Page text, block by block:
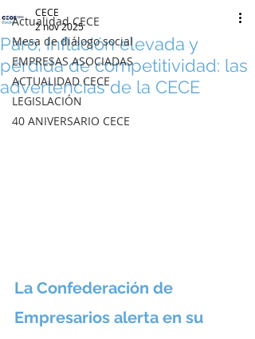
Actualidad CECE
Mesa de diálogo social
EMPRESAS ASOCIADAS
ACTUALIDAD CECE
LEGISLACIÓN
40 ANIVERSARIO CECE
Paro, inflación elevada y
pérdida de competitividad: las
advertencias de la CECE
CECE
2 nov 2025
La Confederación de
Empresarios alerta en su